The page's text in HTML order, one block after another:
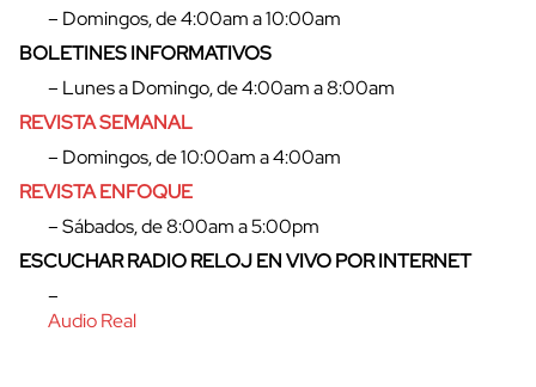
– Domingos, de 4:00am a 10:00am
BOLETINES INFORMATIVOS
– Lunes a Domingo, de 4:00am a 8:00am
REVISTA SEMANAL
– Domingos, de 10:00am a 4:00am
REVISTA ENFOQUE
– Sábados, de 8:00am a 5:00pm
ESCUCHAR RADIO RELOJ EN VIVO POR INTERNET
–
Audio Real